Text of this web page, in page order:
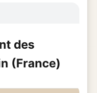
des
(France)